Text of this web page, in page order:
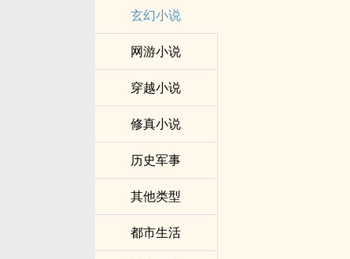
玄幻小说
网游小说
穿越小说
修真小说
历史军事
其他类型
都市生活